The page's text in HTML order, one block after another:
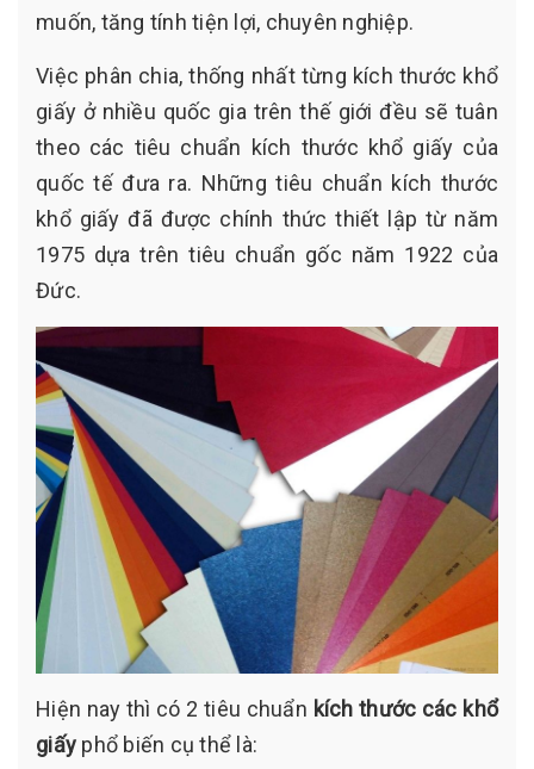
muốn, tăng tính tiện lợi, chuyên nghiệp.
Việc phân chia, thống nhất từng kích thước khổ
giấy ở nhiều quốc gia trên thế giới đều sẽ tuân
theo các tiêu chuẩn kích thước khổ giấy của
quốc tế đưa ra. Những tiêu chuẩn kích thước
khổ giấy đã được chính thức thiết lập từ năm
1975 dựa trên tiêu chuẩn gốc năm 1922 của
Đức.
Hiện nay thì có 2 tiêu chuẩn kích thước các khổ
giấy phổ biến cụ thể là: